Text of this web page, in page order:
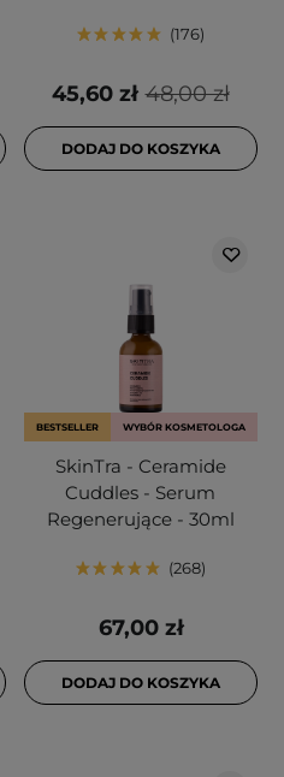
176
48,00 zł
45,60 zł
DODAJ DO KOSZYKA
BESTSELLER WYBÓR KOSMETOLOGA
SkinTra - Ceramide
Cuddles - Serum
Regenerujące - 30ml
268
67,00 zł
DODAJ DO KOSZYKA